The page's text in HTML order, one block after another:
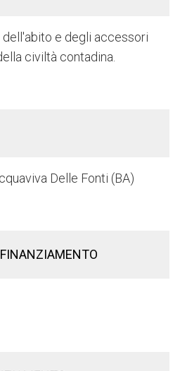
e degli accessori
civiltà contadina.
Delle Fonti (BA)